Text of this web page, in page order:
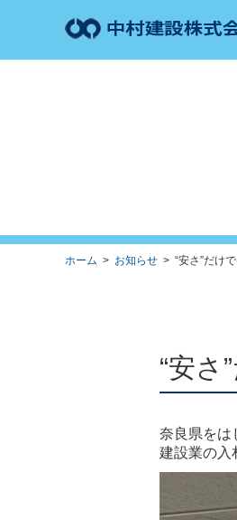
ホーム > お知らせ > “安さ”だけ
“安さ
奈良県をは
建設業の入